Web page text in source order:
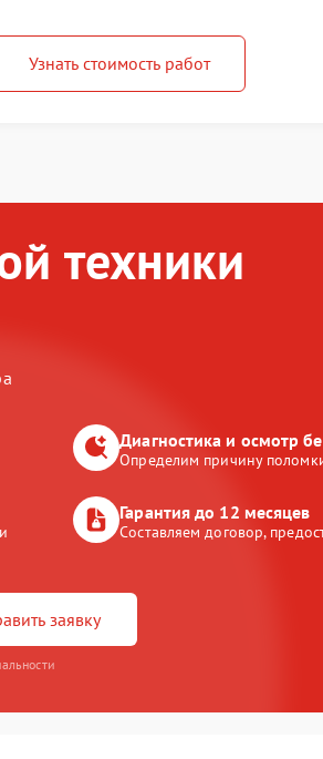
Узнать стоимость работ
техники
Диагностика и осмотр
Определим причину
Гарантия до 12 месяцев
Составляем договор,
заявку